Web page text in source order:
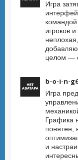
Игра
командой
игроков
целом —
b-o-i-n-
Игра
Графика
понятен,
и